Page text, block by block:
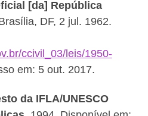
[da] República
DF, 2 jul. 1962.
ccivil_03/leis/1950-
em: 5 out. 2017.
da IFLA/UNESCO